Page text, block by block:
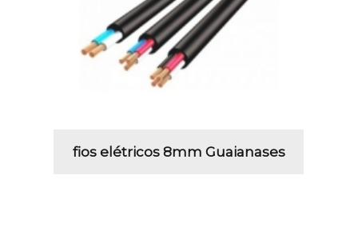
fios elétricos 8mm Guaianases